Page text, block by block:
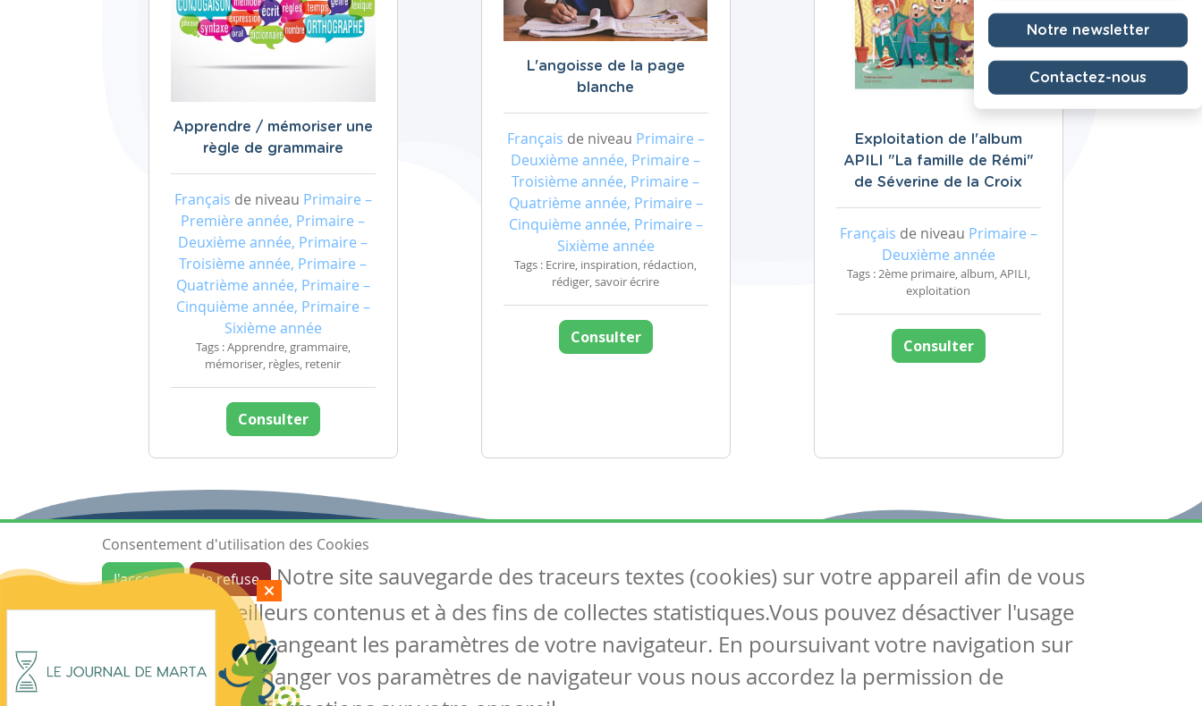
Apprendre / mémoriser une
règle de grammaire
Français de niveau Primaire –
Première année, Primaire –
Deuxième année, Primaire –
Troisième année, Primaire –
Quatrième année, Primaire –
Cinquième année, Primaire –
Sixième année
Tags : Apprendre, grammaire,
mémoriser, règles, retenir
Consulter
L'angoisse de la page
blanche
Français de niveau Primaire –
Deuxième année, Primaire –
Troisième année, Primaire –
Quatrième année, Primaire –
Cinquième année, Primaire –
Sixième année
Tags : Ecrire, inspiration, rédaction,
rédiger, savoir écrire
Consulter
Exploitation de l'album
APILI "La famille de Rémi"
de Séverine de la Croix
Français de niveau Primaire –
Deuxième année
Tags : 2ème primaire, album, APILI,
exploitation
Consulter
Notre newsletter
Contactez-nous
Ressources
Les ressources
Créer une ressource
Mes ressources
Articles
Tous les articles
Articles DYS
Circulaires
Suivez-nous
Contactez-nous
Soutien scolaire
Consentement d'utilisation des Cookies
J'accepte
Je refuse
Notre site sauvegarde des traceurs textes (cookies) sur votre appareil afin de vous
garantir de meilleurs contenus et à des fins de collectes statistiques.Vous pouvez désactiver l'usage
des cookies en changeant les paramètres de votre navigateur. En poursuivant votre navigation sur
notre site sans changer vos paramètres de navigateur vous nous accordez la permission de